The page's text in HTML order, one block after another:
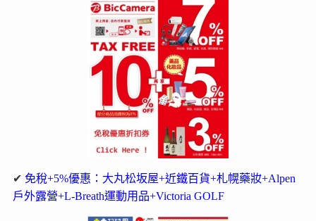
✔ 免稅+5%優惠：大丸松坂屋+近鐵百貨+札幌藥妝+Alpen
戶外露營+L-Breath運動用品+Victoria GOLF